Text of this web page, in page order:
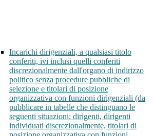
Incarichi dirigenziali, a qualsiasi titolo
conferiti, ivi inclusi quelli conferiti
discrezionalmente dall'organo di indirizzo
politico senza procedure pubbliche di
selezione e titolari di posizione
organizzativa con funzioni dirigenziali (da
pubblicare in tabelle che distinguano le
seguenti situazioni: dirigenti, dirigenti
individuati discrezionalmente, titolari di